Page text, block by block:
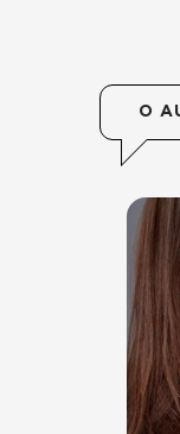
O